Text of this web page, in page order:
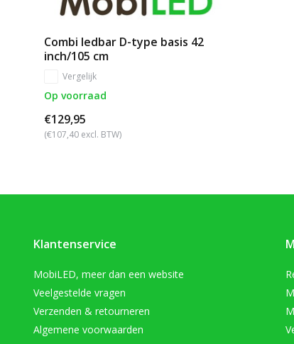
Combi ledbar D-type basis 42
inch/105 cm
Vergelijk
Op voorraad
€129,95
(€107,40 excl. BTW)
Klantenservice
MobiLED, meer dan een website
Veelgestelde vragen
Verzenden & retourneren
Algemene voorwaarden